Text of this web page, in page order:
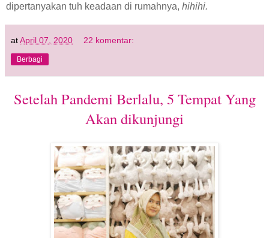
dipertanyakan tuh keadaan di rumahnya, hihihi.
atApril 07, 2020 22 komentar:
Berbagi
Setelah Pandemi Berlalu, 5 Tempat Yang
Akan dikunjungi